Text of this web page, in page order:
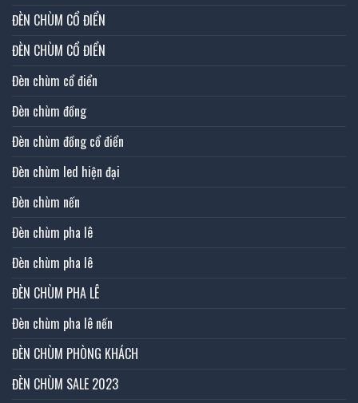
ĐÈN CHÙM CỔ ĐIỂN
ĐÈN CHÙM CỔ ĐIỂN
Đèn chùm cổ điển
Đèn chùm đồng
Đèn chùm đồng cổ điển
Đèn chùm led hiện đại
Đèn chùm nến
Đèn chùm pha lê
Đèn chùm pha lê
ĐÈN CHÙM PHA LÊ
Đèn chùm pha lê nến
ĐÈN CHÙM PHÒNG KHÁCH
ĐÈN CHÙM SALE 2023